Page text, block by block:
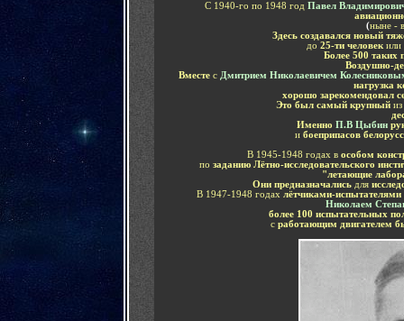
С 1940-го по 1948 год Павел
(ныне - в
Здесь создавался новый
до 25-ти человек или
Более 500 таких
Воздушно-
Вместе с Дмитрием Николаевичем
нагрузка
хорошо зарекомендовал
Это был самый крупный из
Именно П.В Цыбин
и боеприпасов
В 1945-1948 годах в особом
по заданию Лётно-исследовательского
"летающие
Они предназначались для
В 1947-1948 годах лётчиками-испытателями
Николаем
более 100 испытательных
с работающим двигателем